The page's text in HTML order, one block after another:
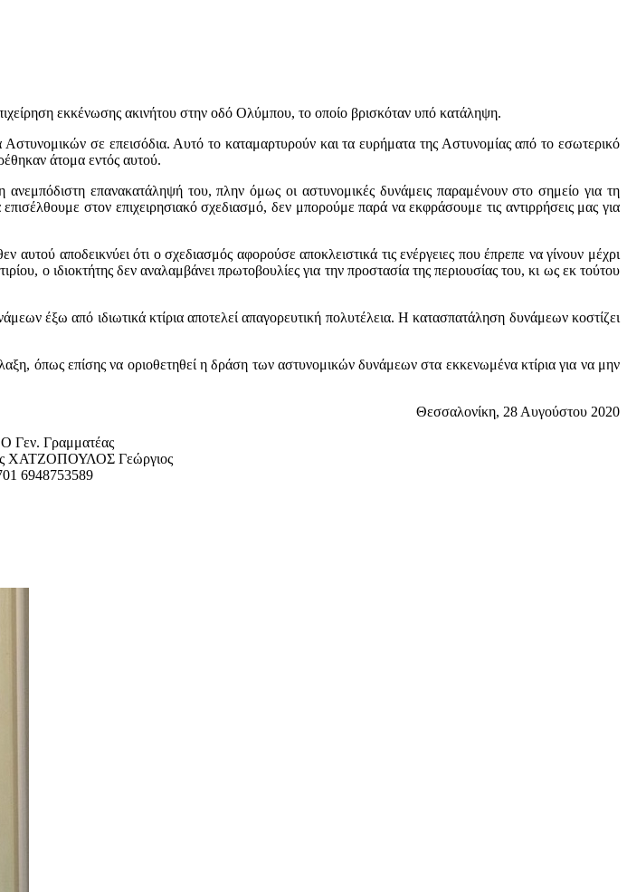
εκκένωσης ακινήτου στην οδό Ολύμπου, το οποίο βρισκόταν υπό κατάληψη.
Αστυνομικών σε επεισόδια. Αυτό το καταμαρτυρούν και τα ευρήματα της Αστυνομίας από το εσωτερικό
άτομα εντός αυτού.
επανακατάληψή του, πλην όμως οι αστυνομικές δυνάμεις παραμένουν στο σημείο για τη
στον επιχειρησιακό σχεδιασμό, δεν μπορούμε παρά να εκφράσουμε τις αντιρρήσεις μας για
αποδεικνύει ότι ο σχεδιασμός αφορούσε αποκλειστικά τις ενέργειες που έπρεπε να γίνουν μέχρι
ο ιδιοκτήτης δεν αναλαμβάνει πρωτοβουλίες για την προστασία της περιουσίας του, κι ως εκ τούτου
έξω από ιδιωτικά κτίρια αποτελεί απαγορευτική πολυτέλεια. Η κατασπατάληση δυνάμεων κοστίζει
όπως επίσης να οριοθετηθεί η δράση των αστυνομικών δυνάμεων στα εκκενωμένα κτίρια για να μην
Θεσσαλονίκη, 28 Αυγούστου 2020
Γεν. Γραμματέας
ΧΑΤΖΟΠΟΥΛΟΣ Γεώργιος
6948753589